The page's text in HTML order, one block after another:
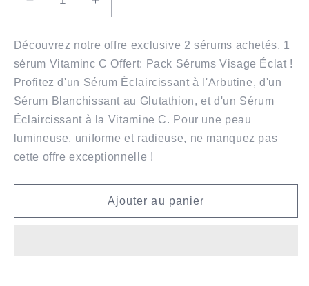
Réduire
la
de
Pack
Brillance
Augmenter
la
quantité
de
Pack
Brillance
Découvrez notre offre exclusive 2 sérums achetés, 1
sérum Vitaminc C Offert: Pack Sérums Visage Éclat !
Profitez d'un Sérum Éclaircissant à l'Arbutine, d'un
Sérum Blanchissant au Glutathion, et d'un Sérum
Éclaircissant à la Vitamine C. Pour une peau
lumineuse, uniforme et radieuse, ne manquez pas
cette offre exceptionnelle !
Ajouter au panier